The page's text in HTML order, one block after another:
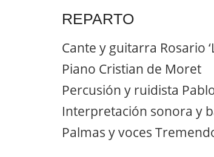
REPARTO
Cante y guitarra Rosario
Piano Cristian de Moret
Percusión y ruidista
Interpretación sonora y
Palmas y voces